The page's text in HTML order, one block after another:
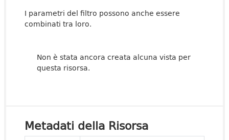
I parametri del filtro possono anche essere
combinati tra loro.
Non è stata ancora creata alcuna vista per
questa risorsa.
Metadati della Risorsa